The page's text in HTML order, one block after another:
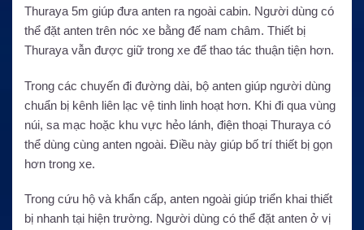
Thuraya 5m giúp đưa anten ra ngoài cabin. Người dùng có
thể đặt anten trên nóc xe bằng đế nam châm. Thiết bị
Thuraya vẫn được giữ trong xe để thao tác thuận tiện hơn.
Trong các chuyến đi đường dài, bộ anten giúp người dùng
chuẩn bị kênh liên lạc vệ tinh linh hoạt hơn. Khi đi qua vùng
núi, sa mạc hoặc khu vực hẻo lánh, điện thoại Thuraya có
thể dùng cùng anten ngoài. Điều này giúp bố trí thiết bị gọn
hơn trong xe.
Trong cứu hộ và khẩn cấp, anten ngoài giúp triển khai thiết
bị nhanh tại hiện trường. Người dùng có thể đặt anten ở vị